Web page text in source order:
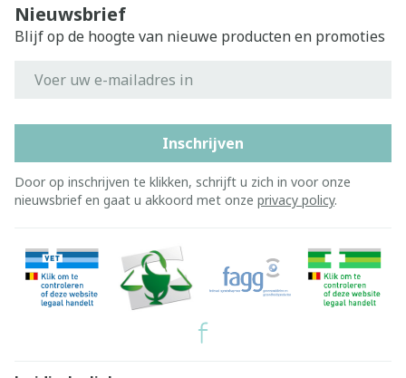
Nieuwsbrief
Blijf op de hoogte van nieuwe producten en promoties
Inschrijven
Door op inschrijven te klikken, schrijft u zich in voor onze
nieuwsbrief en gaat u akkoord met onze privacy policy.